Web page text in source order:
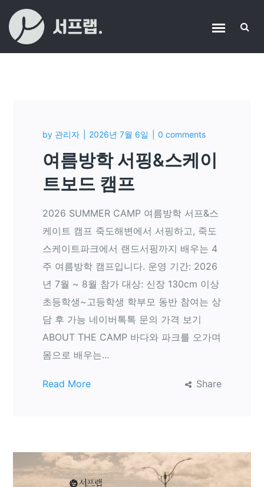
by 관리자 2026년 7월 6일 0 comments
여름방학 서핑&스케이
트보드 캠프
2026 SUMMER CAMP 여름방학 서프&스
케이트 캠프 죽도해변에서 서핑하고, 죽도
스케이트파크에서 랜드서핑까지 배우는 4
주 여름방학 캠프입니다. 운영 기간: 2026
년 7월 ~ 8월 참가 대상: 신장 130cm 이상
초등학생~고등학생 학부모 동반 참여는 상
담 후 가능 네이버톡톡 문의 가격 보기
ABOUT THE CAMP 바다와 파크를 오가며
몸으로 배우는...
Read More Share